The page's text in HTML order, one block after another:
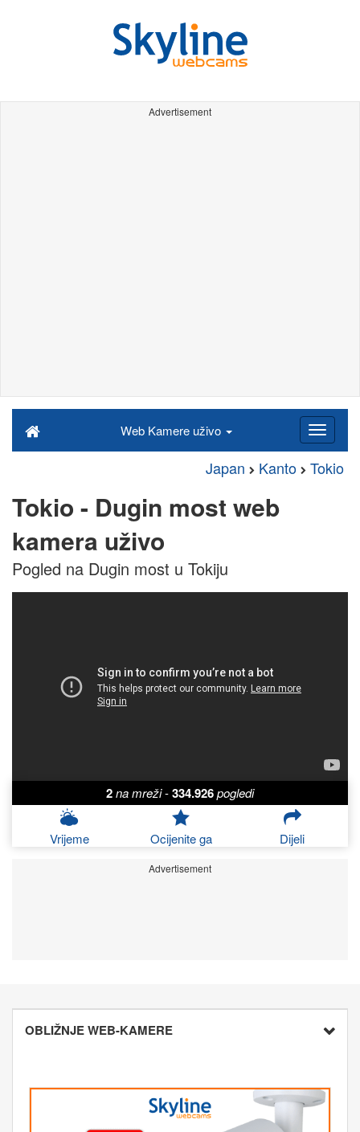
Advertisement
Web Kamere uživo
Japan Kanto Tokio
Tokio - Dugin most web
kamera uživo
Pogled na Dugin most u Tokiju
2na mreži-334.926pogledi
Vrijeme Ocijenite ga Dijeli
Advertisement
OBLIŽNJE WEB-KAMERE